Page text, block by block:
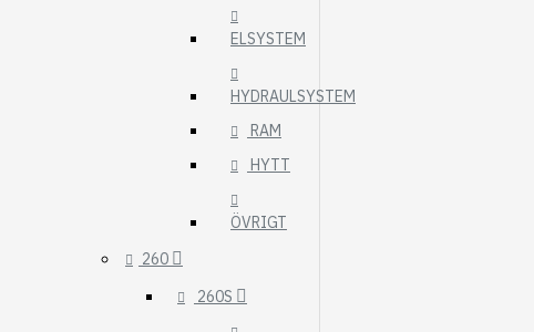
ELSYSTEM
HYDRAULSYSTEM
RAM
HYTT
ÖVRIGT
260
260S